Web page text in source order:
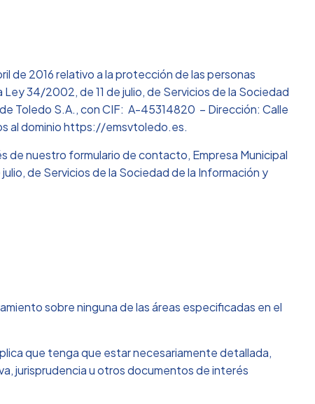
de 2016 relativo a la protección de las personas
34/2002, de 11 de julio, de Servicios de la Sociedad
Toledo S.A., con CIF: A-45314820 – Dirección: Calle
al dominio https://emsvtoledo.es.
de nuestro formulario de contacto, Empresa Municipal
de Servicios de la Sociedad de la Información y
sobre ninguna de las áreas especificadas en el
que tenga que estar necesariamente detallada,
jurisprudencia u otros documentos de interés